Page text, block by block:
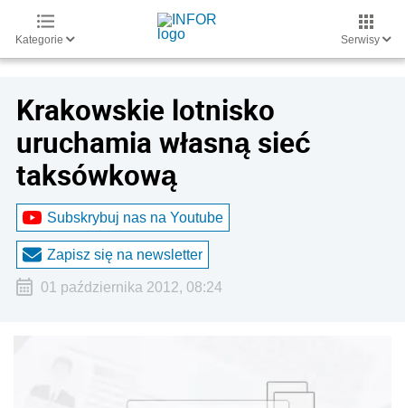
Kategorie Serwisy
Krakowskie lotnisko
uruchamia własną sieć
taksówkową
Subskrybuj nas na Youtube
Zapisz się na newsletter
01 października 2012, 08:24